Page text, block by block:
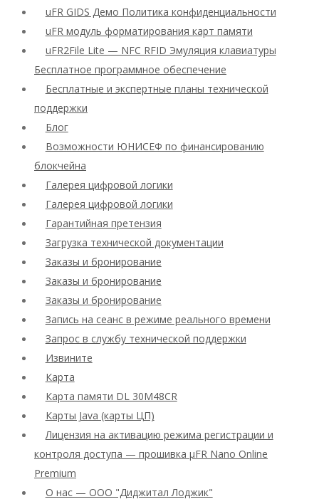
uFR GIDS Демо Политика конфиденциальности
uFR модуль форматирования карт памяти
uFR2File Lite — NFC RFID Эмуляция клавиатуры
Бесплатное программное обеспечение
Бесплатные и экспертные планы технической
поддержки
Блог
Возможности ЮНИСЕФ по финансированию
блокчейна
Галерея цифровой логики
Галерея цифровой логики
Гарантийная претензия
Загрузка технической документации
Заказы и бронирование
Заказы и бронирование
Заказы и бронирование
Запись на сеанс в режиме реального времени
Запрос в службу технической поддержки
Извините
Карта
Карта памяти DL 30M48CR
Карты Java (карты ЦП)
Лицензия на активацию режима регистрации и
контроля доступа — прошивка μFR Nano Online
Premium
О нас — ООО "Диджитал Лоджик"